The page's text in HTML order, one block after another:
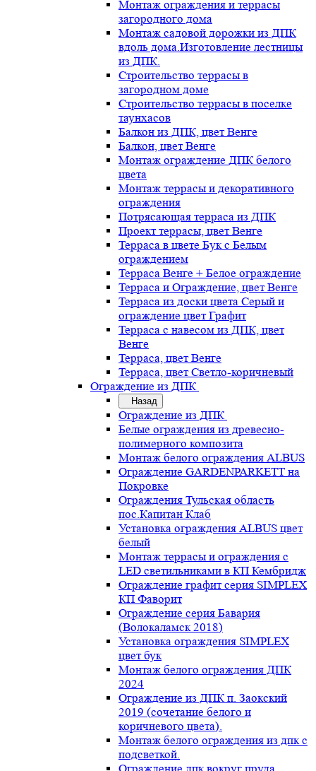
Монтаж ограждения и террасы
загородного дома
Монтаж садовой дорожки из ДПК
вдоль дома.Изготовление лестницы
из ДПК.
Строительство террасы в
загородном доме
Строительство террасы в поселке
таунхасов
Балкон из ДПК, цвет Венге
Балкон, цвет Венге
Монтаж ограждение ДПК белого
цвета
Монтаж террасы и декоративного
ограждения
Потрясающая терраса из ДПК
Проект террасы, цвет Венге
Терраса в цвете Бук с Белым
ограждением
Терраса Венге + Белое ограждение
Терраса и Ограждение, цвет Венге
Терраса из доски цвета Серый и
ограждение цвет Графит
Терраса с навесом из ДПК, цвет
Венге
Терраса, цвет Венге
Терраса, цвет Светло-коричневый
Ограждение из ДПК
Назад
Ограждение из ДПК
Белые ограждения из древесно-
полимерного композита
Монтаж белого ограждения ALBUS
Ограждение GARDENPARKETT на
Покровке
Ограждения Тульская область
пос.Капитан Клаб
Установка ограждения ALBUS цвет
белый
Монтаж террасы и ограждения с
LED светильниками в КП Кембридж
Ограждение графит серия SIMPLEX
КП Фаворит
Ограждение серия Бавария
(Волокаламск 2018)
Установка ограждения SIMPLEX
цвет бук
Монтаж белого ограждения ДПК
2024
Ограждение из ДПК п. Заокский
2019 (сочетание белого и
коричневого цвета).
Монтаж белого ограждения из дпк с
подсветкой.